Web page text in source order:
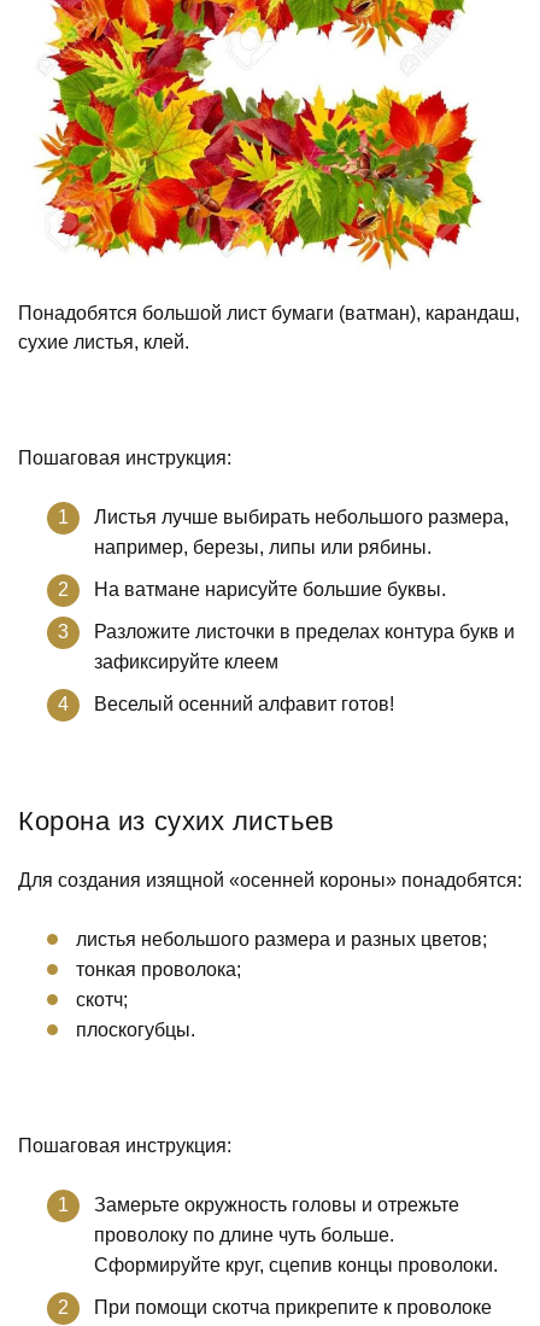
Понадобятся большой лист бумаги (ватман), карандаш,
сухие листья, клей.
Пошаговая инструкция:
Листья лучше выбирать небольшого размера,
например, березы, липы или рябины.
На ватмане нарисуйте большие буквы.
Разложите листочки в пределах контура букв и
зафиксируйте клеем
Веселый осенний алфавит готов!
Корона из сухих листьев
Для создания изящной «осенней короны» понадобятся:
листья небольшого размера и разных цветов;
тонкая проволока;
скотч;
плоскогубцы.
Пошаговая инструкция:
Замерьте окружность головы и отрежьте
проволоку по длине чуть больше.
Сформируйте круг, сцепив концы проволоки.
При помощи скотча прикрепите к проволоке